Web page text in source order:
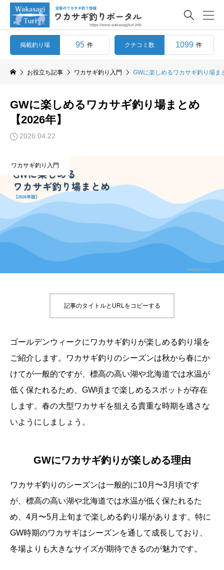

掲載釣り場 95 件 クチコミ数 1099 件
お役立ち記事 ワカサギ釣り入門 GWに楽しめるワカサギ釣り場ま
GWに楽しめるワカサギ釣り場まとめ
【2026年】
2026.04.22
ワカサギ釣り入門
記事のタイトルとURLをコピーする
ゴールデンウィークにワカサギ釣りが楽しめる釣り場を
ご紹介します。ワカサギ釣りのシーズンは秋から春にか
けてが一般的ですが、標高の高い湖や北海道では水温が
低く保たれるため、GW頃まで楽しめるスポットが存在
します。春の大型ワカサギを狙える貴重な時期を逃さな
いようにしましょう。
GWにワカサギ釣りが楽しめる理由
ワカサギ釣りのシーズンは一般的に10月〜3月頃です
が、標高の高い湖や北海道では水温が低く保たれるた
め、4月〜5月上旬まで楽しめる釣り場があります。特に
GW時期のワカサギはシーズンを通して成長しており、
冬場よりも大きなサイズが期待できるのが魅力です。